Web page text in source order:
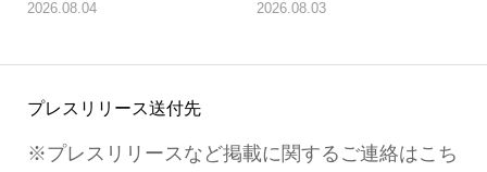
2026.08.04 2026.08.03
プレスリリース送付先
※プレスリリースなど掲載に関するご連絡はこち